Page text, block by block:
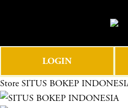
e
e
n
u
LOGIN
Store SITUS BOKEP